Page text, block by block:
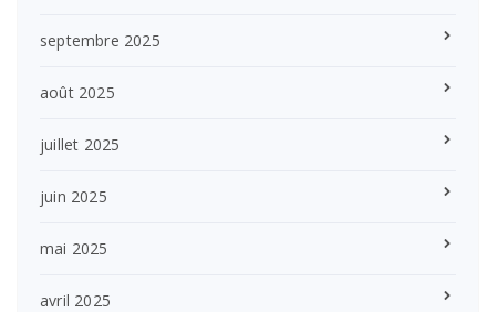
septembre 2025
août 2025
juillet 2025
juin 2025
mai 2025
avril 2025